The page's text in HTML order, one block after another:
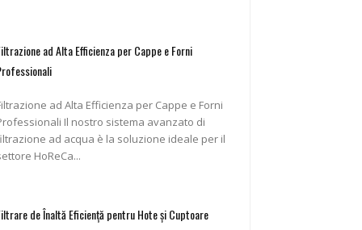
ad Alta Efficienza per Cappe e Forni
ad Alta Efficienza per Cappe e Forni
Il nostro sistema avanzato di
ad acqua è la soluzione ideale per il
HoReCa...
de Înaltă Eficiență pentru Hote și Cuptoare